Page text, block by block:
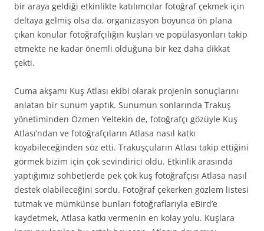
bir araya geldiği etkinlikte katılımcılar fotoğraf çekmek için
deltaya gelmiş olsa da, organizasyon boyunca ön plana
çıkan konular fotoğrafçılığın kuşları ve popülasyonları takip
etmekte ne kadar önemli olduğuna bir kez daha dikkat
çekti.
Cuma akşamı Kuş Atlası ekibi olarak projenin sonuçlarını
anlatan bir sunum yaptık. Sunumun sonlarında Trakuş
yönetiminden Özmen Yeltekin de, fotoğrafçı gözüyle Kuş
Atlası’ndan ve fotoğrafçıların Atlasa nasıl katkı
koyabileceğinden söz etti. Trakuşçuların Atlası takip ettiğini
görmek bizim için çok sevindirici oldu. Etkinlik arasında
yaptığımız sohbetlerde pek çok kuş fotoğrafçısı Atlasa nasıl
destek olabileceğini sordu. Fotoğraf çekerken gözlem listesi
tutmak ve mümkünse bunları fotoğraflarıyla eBird’e
kaydetmek, Atlasa katkı vermenin en kolay yolu. Kuşlara